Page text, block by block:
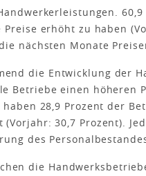
erhöht zu haben
nächsten Monate
die Entwicklung der
Betriebe einen höheren
28,9 Prozent der
30,7 Prozent).
des
die